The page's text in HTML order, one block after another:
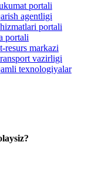
portali
agentligi
portali
portali
resurs markazi
vazirligi
texnologiyalar